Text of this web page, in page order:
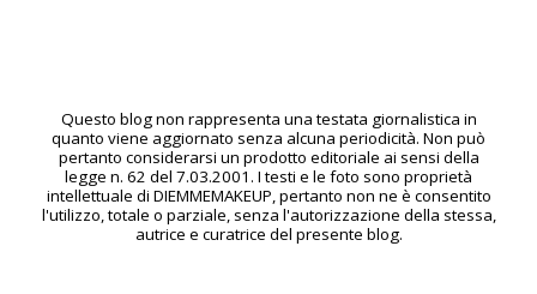
Questo blog non rappresenta una testata giornalistica in
quanto viene aggiornato senza alcuna periodicità. Non può
pertanto considerarsi un prodotto editoriale ai sensi della
legge n. 62 del 7.03.2001. I testi e le foto sono proprietà
intellettuale di DIEMMEMAKEUP, pertanto non ne è consentito
l'utilizzo, totale o parziale, senza l'autorizzazione della stessa,
autrice e curatrice del presente blog.